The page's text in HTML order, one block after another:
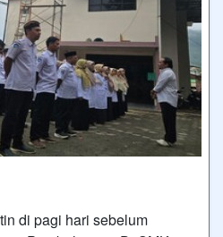
di pagi hari sebelum
Pembelajaran Di SMK